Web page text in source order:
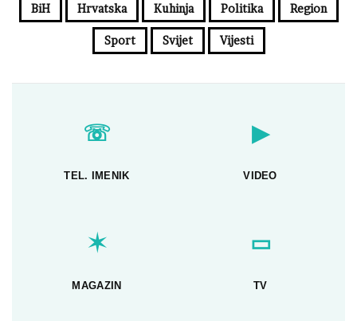
BiH Hrvatska Kuhinja Politika Region
Sport Svijet Vijesti
☏
TEL. IMENIK
▶
VIDEO
✶
MAGAZIN
▭
TV